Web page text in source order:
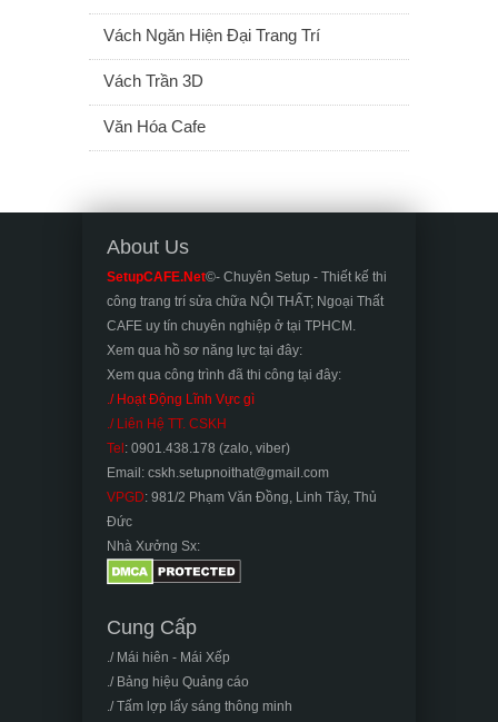
Vách Ngăn Hiện Đại Trang Trí
Vách Trần 3D
Văn Hóa Cafe
About Us
SetupCAFE.Net©- Chuyên Setup - Thiết kế thi
công trang trí sửa chữa NỘI THẤT; Ngoại Thất
CAFE uy tín chuyên nghiệp ở tại TPHCM.
Xem qua hồ sơ năng lực tại đây:
Xem qua công trình đã thi công tại đây:
./ Hoạt Động Lĩnh Vực gì
./ Liên Hệ TT. CSKH
Tel : 0901.438.178 (zalo, viber)
Email: cskh.setupnoithat@gmail.com
VPGD: 981/2 Phạm Văn Đồng, Linh Tây, Thủ
Đức
Nhà Xưởng Sx:
Cung Cấp
./ Mái hiên - Mái Xếp
./ Bảng hiệu Quảng cáo
./ Tấm lợp lấy sáng thông minh